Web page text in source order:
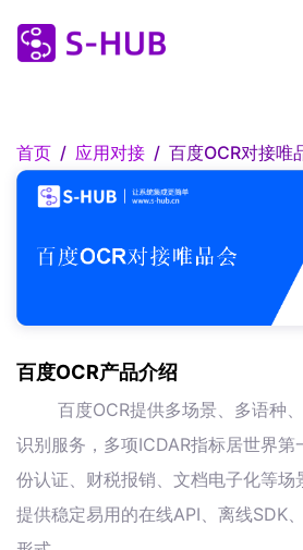
首页 应用对接 百度OCR对接唯
百度OCR产品介绍
百度OCR提供多场景、多语种
识别服务，多项ICDAR指标居世界
份认证、财税报销、文档电子化等场
提供稳定易用的在线API、离线SDK